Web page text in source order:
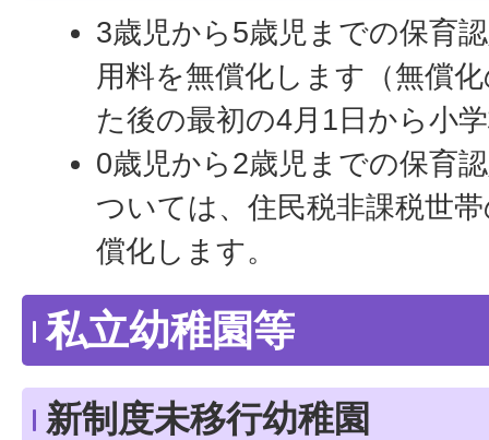
3歳児から5歳児までの保育
用料を無償化します（無償
た後の最初の4月1日から小
0歳児から2歳児までの保育
ついては、住民税非課税世
償化します。
私立幼稚園等
新制度未移行幼稚園